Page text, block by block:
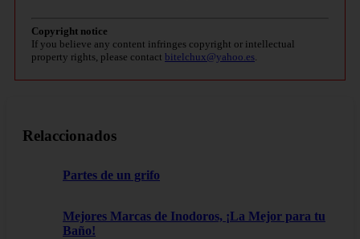
Copyright notice
If you believe any content infringes copyright or intellectual
property rights, please contact bitelchux@yahoo.es
Relaccionados
Partes de un grifo
Mejores Marcas de Inodoros, ¡La Mejor para tu
Baño!